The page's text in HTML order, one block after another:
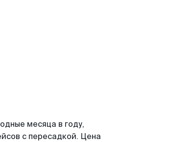
месяца в году,
с пересадкой. Цена